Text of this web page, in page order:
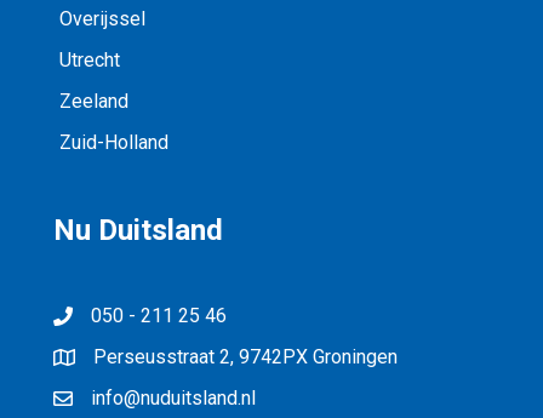
Overijssel
Utrecht
Zeeland
Zuid-Holland
Nu Duitsland
050 - 211 25 46
Perseusstraat 2, 9742PX Groningen
info@nuduitsland.nl